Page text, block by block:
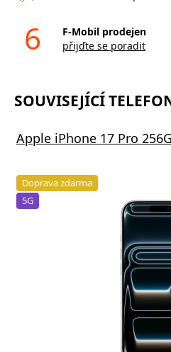
6
F-Mobil prodejen
přijďte se poradit
SOUVISEJÍCÍ
Apple iPhone 17 Pro
Doprava zdarma
5G